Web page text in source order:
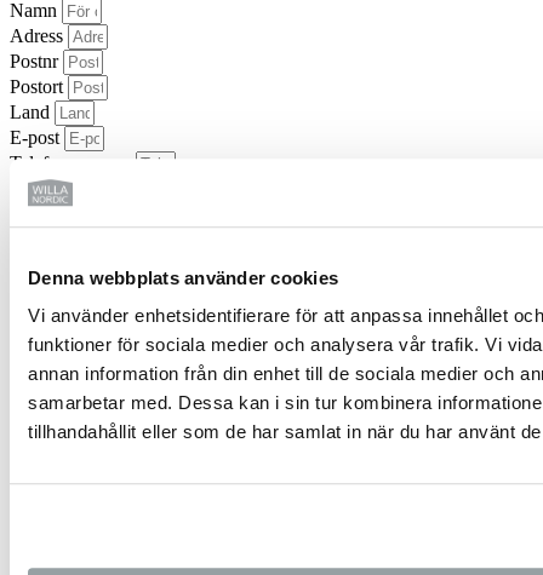
Denna webbplats använder cookies
Vi använder enhetsidentifierare för att anpassa innehållet
funktioner för sociala medier och analysera vår trafik. Vi
annan information från din enhet till de sociala medier och
samarbetar med. Dessa kan i sin tur kombinera
tillhandahållit eller som de har samlat in när du har använt
Namn
Adress
Postnr
Postort
Land
E-post
Telefonnummer
Har tomt
Har tomt
Prenumerera
Gdpr
Jag godkänner att mina lämnade personuppgifter sparas av Willa Nordic AB
enligt regelverk för GDPR. Kryssrutan måste vara ifylld.Läs mer om Willa
Nordics integritetspolicy här...
Beställ